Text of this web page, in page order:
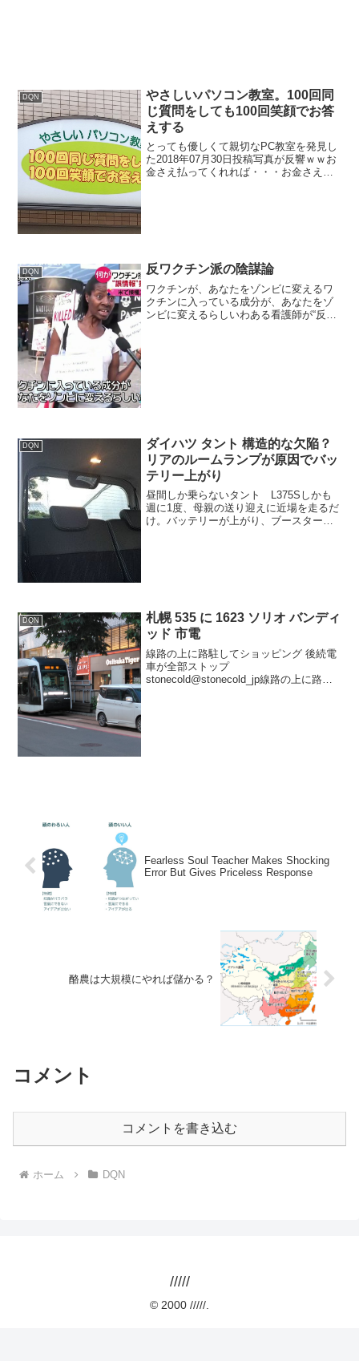
DQN
やさしいパソコン教室。100回同
じ質問をしても100回笑顔でお答
えする
とっても優しくて親切なPC教室を発見し
た2018年07月30日投稿写真が反響ｗｗお
金さえ払ってくれれば・・・お金さえ払
DQN 反ワクチン派の陰謀論
ワクチンが、あなたをゾンビに変えるワ
クチンに入っている成分が、あなたをゾ
ンビに変えるらしいわある看護師が“反ワ
DQN
ダイハツ タント 構造的な欠陥？
リアのルームランプが原因でバッ
テリー上がり
昼間しか乗らないタント L375Sしかも
週に1度、母親の送り迎えに近場を走るだ
け。バッテリーが上がり、ブースターケ
DQN
札幌 535 に 1623 ソリオ バンディ
ッド 市電
線路の上に路駐してショッピング 後続電
車が全部ストップ
stonecold@stonecold_jp線路の上に路駐
Fearless Soul Teacher Makes Shocking
Error But Gives Priceless Response
酪農は大規模にやれば儲かる？
コメント
コメントを書き込む
ホーム DQN
/////
© 2000 /////.